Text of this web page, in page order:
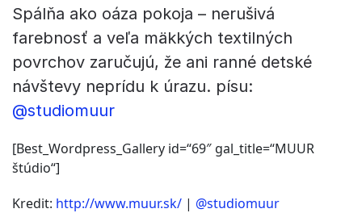
Spálňa ako oáza pokoja – nerušivá
farebnosť a veľa mäkkých textilných
povrchov zaručujú, že ani ranné detské
návštevy neprídu k úrazu. písu:
@studiomuur
[Best_Wordpress_Gallery id=“69″ gal_title=“MUUR
štúdio“]
Kredit: http://www.muur.sk/ | @studiomuur